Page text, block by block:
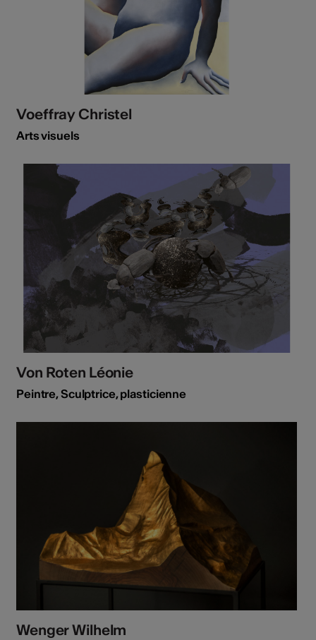
Voeffray Christel
Arts visuels
Von Roten Léonie
Peintre, Sculptrice, plasticienne
Wenger Wilhelm